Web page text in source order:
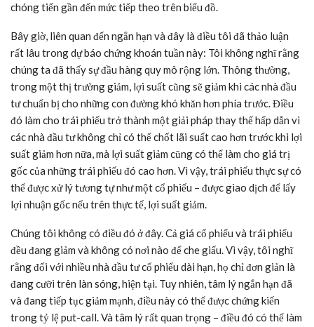
chóng tiến gần đến mức tiếp theo trên biểu đồ.
Bây giờ, liên quan đến ngắn hạn và đây là điều tôi đã thảo luận
rất lâu trong dự báo chứng khoán tuần này: Tôi không nghĩ rằng
chúng ta đã thấy sự đầu hàng quy mô rộng lớn. Thông thường,
trong một thị trường giảm, lợi suất cũng sẽ giảm khi các nhà đầu
tư chuẩn bị cho những con đường khó khăn hơn phía trước. Điều
đó làm cho trái phiếu trở thành một giải pháp thay thế hấp dẫn vì
các nhà đầu tư không chỉ có thể chốt lãi suất cao hơn trước khi lợi
suất giảm hơn nữa, mà lợi suất giảm cũng có thể làm cho giá trị
gốc của những trái phiếu đó cao hơn. Vì vậy, trái phiếu thực sự có
thể được xử lý tương tự như một cổ phiếu – được giao dịch để lấy
lợi nhuận gốc nếu trên thực tế, lợi suất giảm.
Chúng tôi không có điều đó ở đây. Cả giá cổ phiếu và trái phiếu
đều đang giảm và không có nơi nào để che giấu. Vì vậy, tôi nghĩ
rằng đối với nhiều nhà đầu tư cổ phiếu dài hạn, họ chỉ đơn giản là
đang cưỡi trên làn sóng, hiện tại. Tuy nhiên, tâm lý ngắn hạn đã
và đang tiếp tục giảm mạnh, điều này có thể được chứng kiến
trong tỷ lệ put-call. Và tâm lý rất quan trọng – điều đó có thể làm